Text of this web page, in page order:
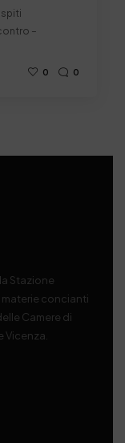
–
0 0
Stazione
materie concianti
Camere di
Vicenza.